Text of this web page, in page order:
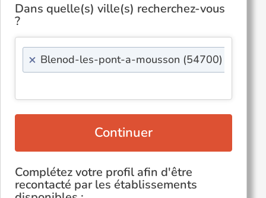
Dans quelle(s) ville(s) recherchez-vous
?
× Blenod-les-pont-a-mousson (54700)
Continuer
Complétez votre profil afin d'être
recontacté par les établissements